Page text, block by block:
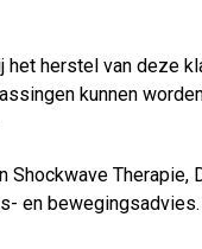
het herstel van deze
kunnen
Shockwave Therapie,
en bewegingsadvies.